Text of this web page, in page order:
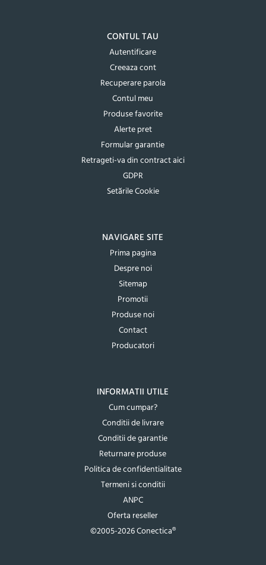
CONTUL TAU
Autentificare
Creeaza cont
Recuperare parola
Contul meu
Produse favorite
Alerte pret
Formular garantie
Retrageti-va din contract aici
GDPR
Setările Cookie
NAVIGARE SITE
Prima pagina
Despre noi
Sitemap
Promotii
Produse noi
Contact
Producatori
INFORMATII UTILE
Cum cumpar?
Conditii de livrare
Conditii de garantie
Returnare produse
Politica de confidentialitate
Termeni si conditii
ANPC
Oferta reseller
©2005-2026 Conectica®